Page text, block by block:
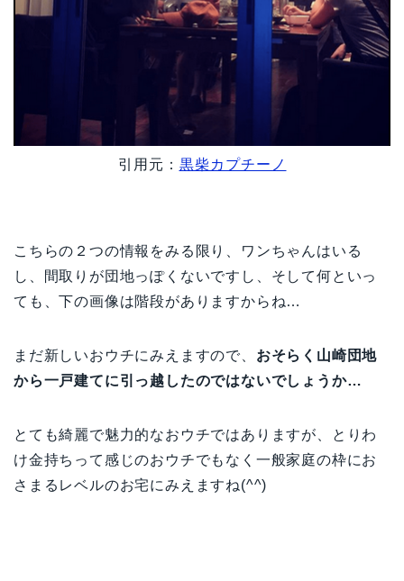
引用元： 黒柴カプチーノ
こちらの２つの情報をみる限り、ワンちゃんはいる
し、間取りが団地っぽくないですし、そして何といっ
ても、下の画像は階段がありますからね…
まだ新しいおウチにみえますので、 おそらく山崎団地
から一戸建てに引っ越したのではないでしょうか…
とても綺麗で魅力的なおウチではありますが、とりわ
け金持ちって感じのおウチでもなく一般家庭の枠にお
さまるレベルのお宅にみえますね(^^)